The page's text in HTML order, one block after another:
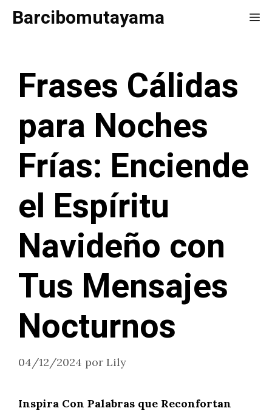
SaltarBarcibomutayama
Frases Cálidas
para Noches
Frías: Enciende
el Espíritu
Navideño con
Tus Mensajes
Nocturnos
04/12/2024 por Lily
Inspira Con Palabras que Reconfortan